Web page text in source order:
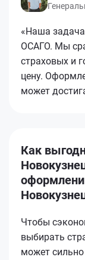
«Наша
ОСАГО. Мы
страховых и
цену.
может
Как
Чтобы
выбирать
может сильно